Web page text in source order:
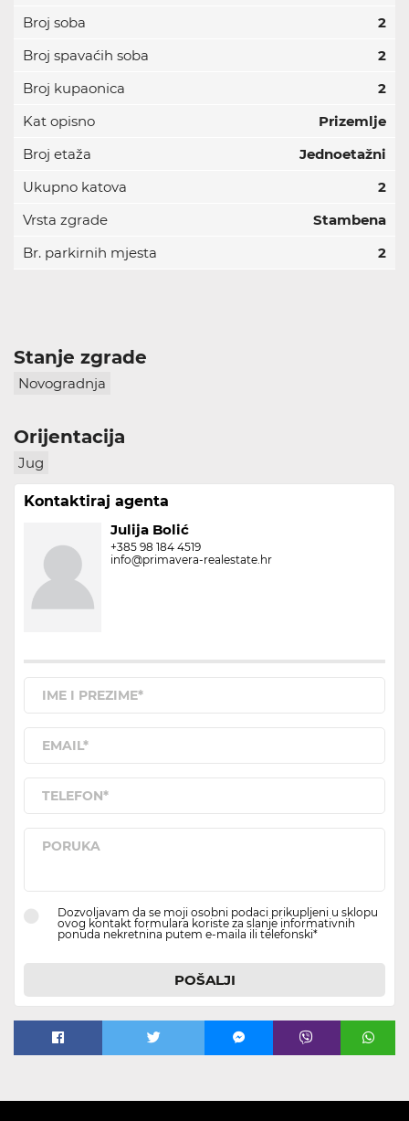
Broj soba
2
Broj spavaćih soba
2
Broj kupaonica
2
Kat opisno
Prizemlje
Broj etaža
Jednoetažni
Ukupno katova
2
Vrsta zgrade
Stambena
Br. parkirnih mjesta
2
Stanje zgrade
Novogradnja
Orijentacija
Jug
Kontaktiraj agenta
Julija Bolić
+385 98 184 4519
info@primavera-realestate.hr
Dozvoljavam da se moji osobni podaci prikupljeni u sklopu
ovog kontakt formulara koriste za slanje informativnih
ponuda nekretnina putem e-maila ili telefonski*
POŠALJI